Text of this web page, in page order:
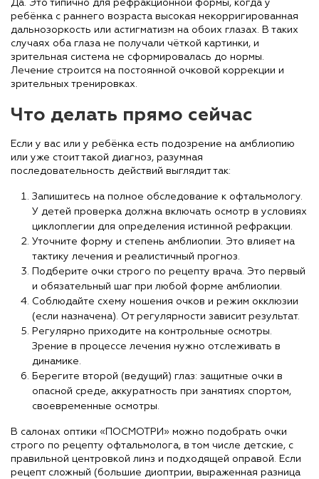
Да. Это типично для рефракционной формы, когда у
ребёнка с раннего возраста высокая некорригированная
дальнозоркость или астигматизм на обоих глазах. В таких
случаях оба глаза не получали чёткой картинки, и
зрительная система не сформировалась до нормы.
Лечение строится на постоянной очковой коррекции и
зрительных тренировках.
Что делать прямо сейчас
Если у вас или у ребёнка есть подозрение на амблиопию
или уже стоит такой диагноз, разумная
последовательность действий выглядит так:
Запишитесь на полное обследование к офтальмологу.
У детей проверка должна включать осмотр в условиях
циклоплегии для определения истинной рефракции.
Уточните форму и степень амблиопии. Это влияет на
тактику лечения и реалистичный прогноз.
Подберите очки строго по рецепту врача. Это первый
и обязательный шаг при любой форме амблиопии.
Соблюдайте схему ношения очков и режим окклюзии
(если назначена). От регулярности зависит результат.
Регулярно приходите на контрольные осмотры.
Зрение в процессе лечения нужно отслеживать в
динамике.
Берегите второй (ведущий) глаз: защитные очки в
опасной среде, аккуратность при занятиях спортом,
своевременные осмотры.
В салонах оптики «ПОСМОТРИ» можно подобрать очки
строго по рецепту офтальмолога, в том числе детские, с
правильной центровкой линз и подходящей оправой. Если
рецепт сложный (большие диоптрии, выраженная разница